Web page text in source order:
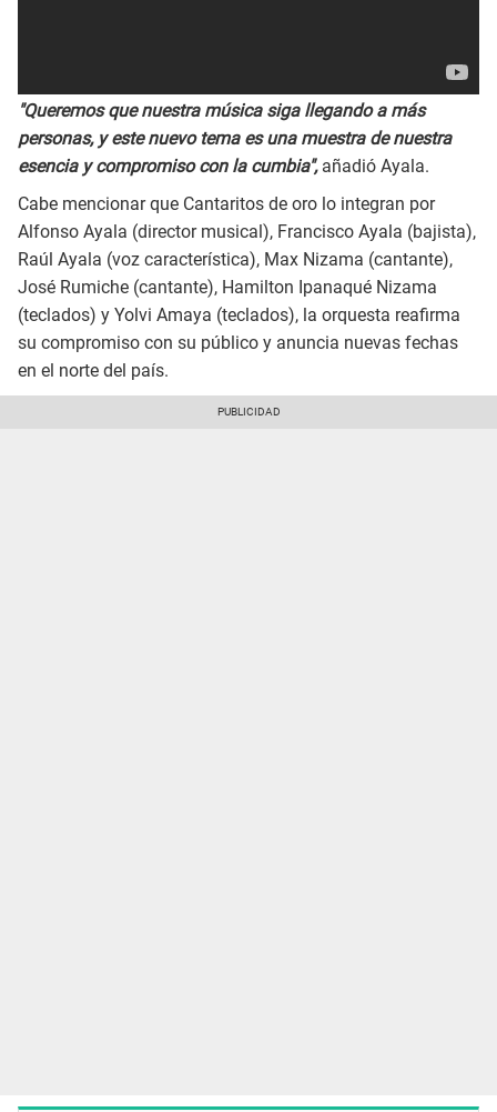
"Queremos que nuestra música siga llegando a más
personas, y este nuevo tema es una muestra de nuestra
esencia y compromiso con la cumbia",añadió Ayala.
Cabe mencionar que Cantaritos de oro lo integran por
Alfonso Ayala (director musical), Francisco Ayala (bajista),
Raúl Ayala (voz característica), Max Nizama (cantante),
José Rumiche (cantante), Hamilton Ipanaqué Nizama
(teclados) y Yolvi Amaya (teclados), la orquesta reafirma
su compromiso con su público y anuncia nuevas fechas
en el norte del país.